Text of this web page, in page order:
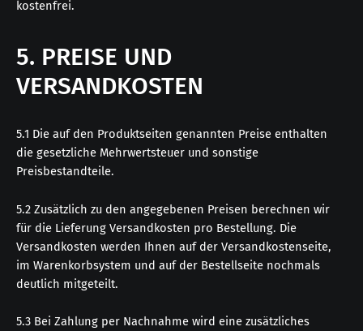
kostenfrei.
5. PREISE UND
VERSANDKOSTEN
5.1 Die auf den Produktseiten genannten Preise enthalten
die gesetzliche Mehrwertsteuer und sonstige
Preisbestandteile.
5.2 Zusätzlich zu den angegebenen Preisen berechnen wir
für die Lieferung Versandkosten pro Bestellung. Die
Versandkosten werden Ihnen auf der Versandkostenseite,
im Warenkorbsystem und auf der Bestellseite nochmals
deutlich mitgeteilt.
5.3 Bei Zahlung per Nachnahme wird eine zusätzliches